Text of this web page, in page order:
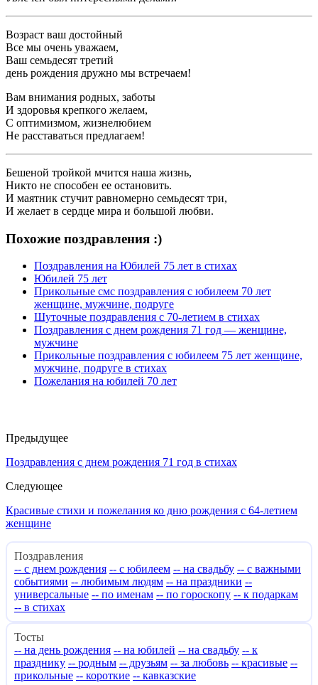
Возраст ваш достойный
Все мы очень уважаем,
Ваш семьдесят третий
день рождения дружно мы встречаем!
Вам внимания родных, заботы
И здоровья крепкого желаем,
С оптимизмом, жизнелюбием
Не расставаться предлагаем!
Бешеной тройкой мчится наша жизнь,
Никто не способен ее остановить.
И маятник стучит равномерно семьдесят три,
И желает в сердце мира и большой любви.
Похожие поздравления :)
Поздравления на Юбилей 75 лет в стихах
Юбилей 75 лет
Прикольные смс поздравления с юбилеем 70 лет
женщине, мужчине, подруге
Шуточные поздравления с 70-летием в стихах
Поздравления с днем рождения 71 год — женщине,
мужчине
Прикольные поздравления с юбилеем 75 лет женщине,
мужчине, подруге в стихах
Пожелания на юбилей 70 лет
Предыдущее
Поздравления с днем рождения 71 год в стихах
Следующее
Красивые стихи и пожелания ко дню рождения с 64-летием
женщине
Поздравления
-- с днем рождения -- с юбилеем -- на свадьбу -- с важными
событиями -- любимым людям -- на праздники --
универсальные -- по именам -- по гороскопу -- к подаркам
-- в стихах
Тосты
-- на день рождения -- на юбилей -- на свадьбу -- к
празднику -- родным -- друзьям -- за любовь -- красивые --
прикольные -- короткие -- кавказские